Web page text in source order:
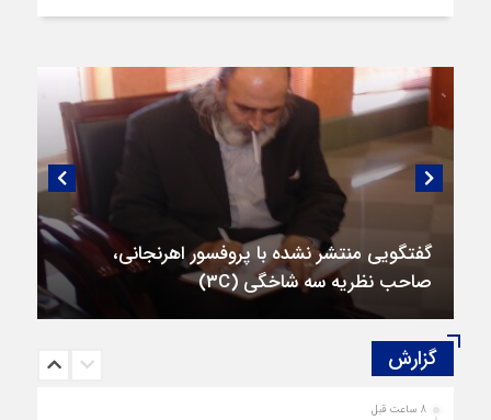
گفتگویی منتشر نشده با پروفسور اهرنجانی،
صاحب نظریه سه‌ شاخگی (۳C)
گزارش‌
8 ساعت قبل